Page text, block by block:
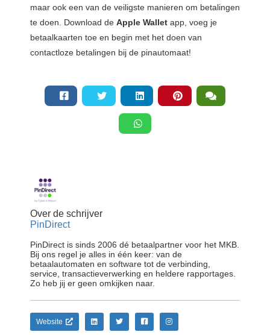
maar ook een van de veiligste manieren om betalingen
te doen. Download de Apple Wallet app, voeg je
betaalkaarten toe en begin met het doen van
contactloze betalingen bij de pinautomaat!
Over de schrijver
PinDirect
PinDirect is sinds 2006 dé betaalpartner voor het MKB.
Bij ons regel je alles in één keer: van de
betaalautomaten en software tot de verbinding,
service, transactieverwerking en heldere rapportages.
Website